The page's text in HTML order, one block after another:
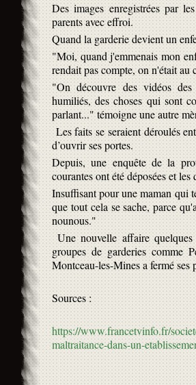
Des images enregistrées par
parents avec effroi.
Quand la garderie devient un
"Moi, quand j'emmenais mon
rendait pas compte, on n'était
"On découvre des vidéos
humiliés, des choses qui sont
parlant..." témoigne une autre
Les faits se seraient déroulés
d’ouvrir ses portes.
Depuis, une enquête de la
courantes ont été déposées et
Insuffisant pour une maman qui
que tout cela se sache, parce
nounous."
Une nouvelle affaire quelques
groupes de garderies comme
Montceau-les-Mines a fermé ses
Sources :
https://www.francetvinfo.fr/
maltraitance-dans-un-